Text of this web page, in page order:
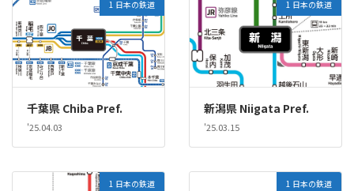
1 日本の鉄道
千葉県 Chiba Pref.
'25.04.03
1 日本の鉄道
新潟県 Niigata Pref.
'25.03.15
1 日本の鉄道 1 日本の鉄道